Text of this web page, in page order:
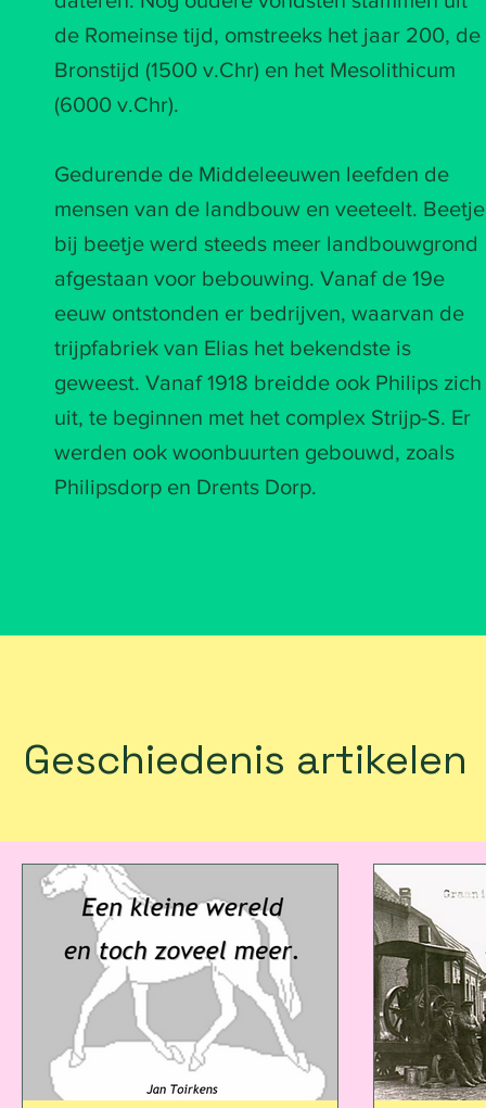
de Romeinse tijd, omstreeks het jaar 200, de
Bronstijd (1500 v.Chr) en het Mesolithicum
(6000 v.Chr).
Gedurende de Middeleeuwen leefden de
mensen van de landbouw en veeteelt. Beetje
bij beetje werd steeds meer landbouwgrond
afgestaan voor bebouwing. Vanaf de 19e
eeuw ontstonden er bedrijven, waarvan de
trijpfabriek van Elias het bekendste is
geweest. Vanaf 1918 breidde ook Philips zich
uit, te beginnen met het complex Strijp-S. Er
werden ook woonbuurten gebouwd, zoals
Philipsdorp en Drents Dorp.
Geschiedenis artikelen